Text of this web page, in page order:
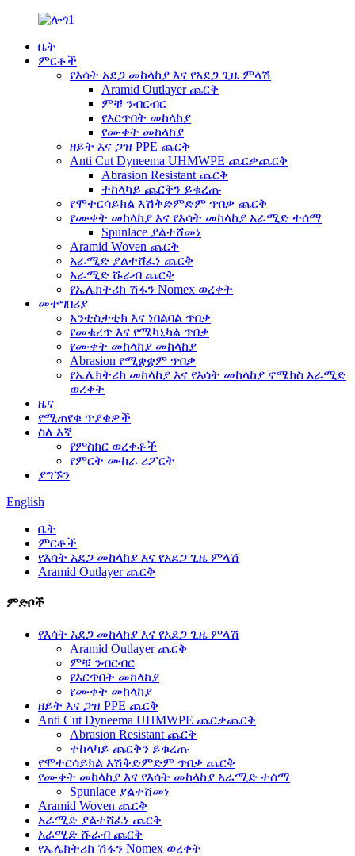
ቤት
ምርቶች
የእሳት አደጋ መከላከያ እና የአደጋ ጊዜ ምላሽ
Aramid Outlayer ጨርቅ
ምቹ ንብርብር
የእርጥበት መከላከያ
የሙቀት መከላከያ
ዘይት እና ጋዝ PPE ጨርቅ
Anti Cut Dyneema UHMWPE ጨርቃጨርቅ
Abrasion Resistant ጨርቅ
ተከላካይ ጨርቅን ይቁረጡ
የሞተርሳይክል እሽቅድምድም ጥበቃ ጨርቅ
የሙቀት መከላከያ እና የእሳት መከላከያ አራሚድ ተሰማ
Spunlace ያልተሸመነ
Aramid Woven ጨርቅ
አራሚድ ያልተሸፈነ ጨርቅ
አራሚድ ሹራብ ጨርቅ
የኤሌክትሪክ ሽፋን Nomex ወረቀት
መተግበሪያ
አንቲስታቲክ እና ነበልባል ጥበቃ
የመቁረጥ እና የሜካኒካል ጥበቃ
የሙቀት መከላከያ መከላከያ
Abrasion የሚቋቋም ጥበቃ
የኤሌክትሪክ መከላከያ እና የእሳት መከላከያ ኖሜክስ አራሚድ
ወረቀት
ዜና
የሚጠየቁ ጥያቄዎች
ስለ እኛ
የምስክር ወረቀቶች
የምርት ሙከራ ሪፖርት
ያግኙን
English
ቤት
ምርቶች
የእሳት አደጋ መከላከያ እና የአደጋ ጊዜ ምላሽ
Aramid Outlayer ጨርቅ
ምድቦች
የእሳት አደጋ መከላከያ እና የአደጋ ጊዜ ምላሽ
Aramid Outlayer ጨርቅ
ምቹ ንብርብር
የእርጥበት መከላከያ
የሙቀት መከላከያ
ዘይት እና ጋዝ PPE ጨርቅ
Anti Cut Dyneema UHMWPE ጨርቃጨርቅ
Abrasion Resistant ጨርቅ
ተከላካይ ጨርቅን ይቁረጡ
የሞተርሳይክል እሽቅድምድም ጥበቃ ጨርቅ
የሙቀት መከላከያ እና የእሳት መከላከያ አራሚድ ተሰማ
Spunlace ያልተሸመነ
Aramid Woven ጨርቅ
አራሚድ ያልተሸፈነ ጨርቅ
አራሚድ ሹራብ ጨርቅ
የኤሌክትሪክ ሽፋን Nomex ወረቀት